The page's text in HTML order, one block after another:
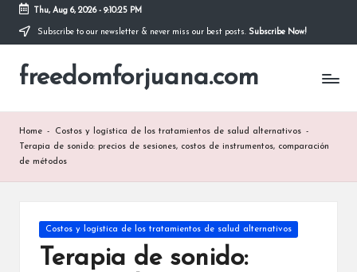
Skip
content
Thu, Aug 6, 2026- 9:10:26 PM
Subscribe to our newsletter & never miss our best posts. Subscribe Now!
freedomforjuana.com
Home - Costos y logística de los tratamientos de salud alternativos -
Terapia de sonido: precios de sesiones, costos de instrumentos, comparación
de métodos
Posted
in
Costos y logística de los tratamientos de salud alternativos
Terapia de sonido: